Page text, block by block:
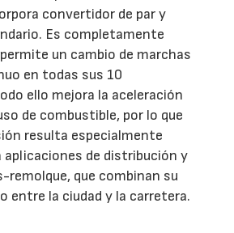
convertidor de par y
Es completamente
un cambio de marchas
en todas sus 10
ello mejora la aceleración
de combustible, por lo que
resulta especialmente
aplicaciones de distribución y
remolque, que combinan su
entre la ciudad y la carretera.